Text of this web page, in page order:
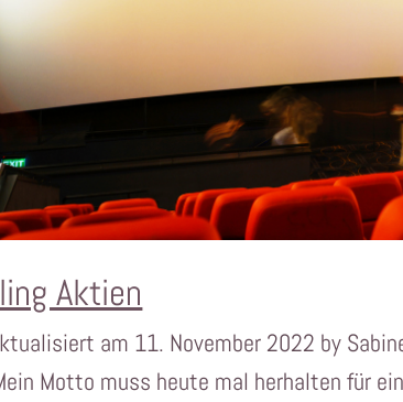
Aktien
am 11. November 2022 by
Motto muss heute mal herhalten für